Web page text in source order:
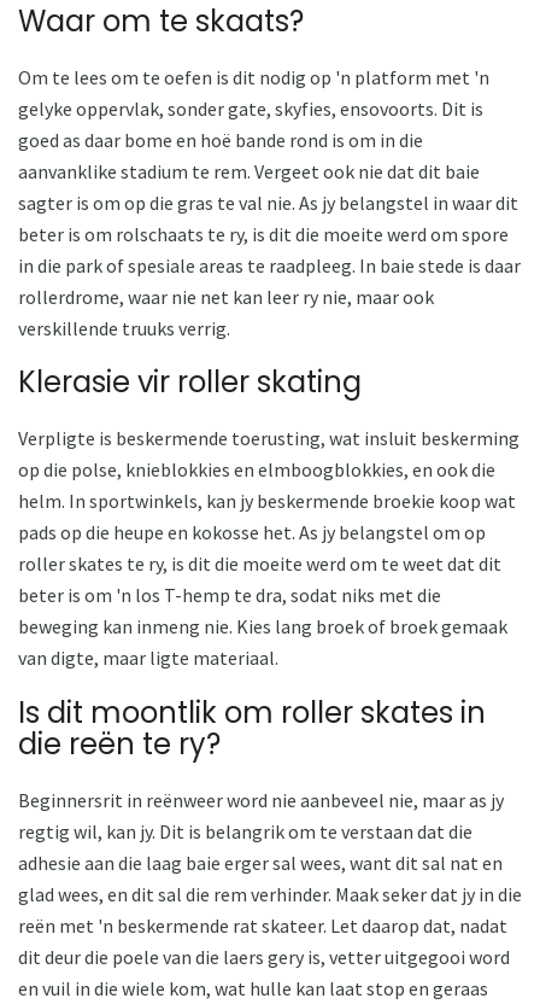
Waar om te skaats?
Om te lees om te oefen is dit nodig op 'n platform met 'n
gelyke oppervlak, sonder gate, skyfies, ensovoorts. Dit is
goed as daar bome en hoë bande rond is om in die
aanvanklike stadium te rem. Vergeet ook nie dat dit baie
sagter is om op die gras te val nie. As jy belangstel in waar dit
beter is om rolschaats te ry, is dit die moeite werd om spore
in die park of spesiale areas te raadpleeg. In baie stede is daar
rollerdrome, waar nie net kan leer ry nie, maar ook
verskillende truuks verrig.
Klerasie vir roller skating
Verpligte is beskermende toerusting, wat insluit beskerming
op die polse, knieblokkies en elmboogblokkies, en ook die
helm. In sportwinkels, kan jy beskermende broekie koop wat
pads op die heupe en kokosse het. As jy belangstel om op
roller skates te ry, is dit die moeite werd om te weet dat dit
beter is om 'n los T-hemp te dra, sodat niks met die
beweging kan inmeng nie. Kies lang broek of broek gemaak
van digte, maar ligte materiaal.
Is dit moontlik om roller skates in
die reën te ry?
Beginnersrit in reënweer word nie aanbeveel nie, maar as jy
regtig wil, kan jy. Dit is belangrik om te verstaan ​​dat die
adhesie aan die laag baie erger sal wees, want dit sal nat en
glad wees, en dit sal die rem verhinder. Maak seker dat jy in die
reën met 'n beskermende rat skateer. Let daarop dat, nadat
dit deur die poele van die laers gery is, vetter uitgegooi word
en vuil in die wiele kom, wat hulle kan laat stop en geraas